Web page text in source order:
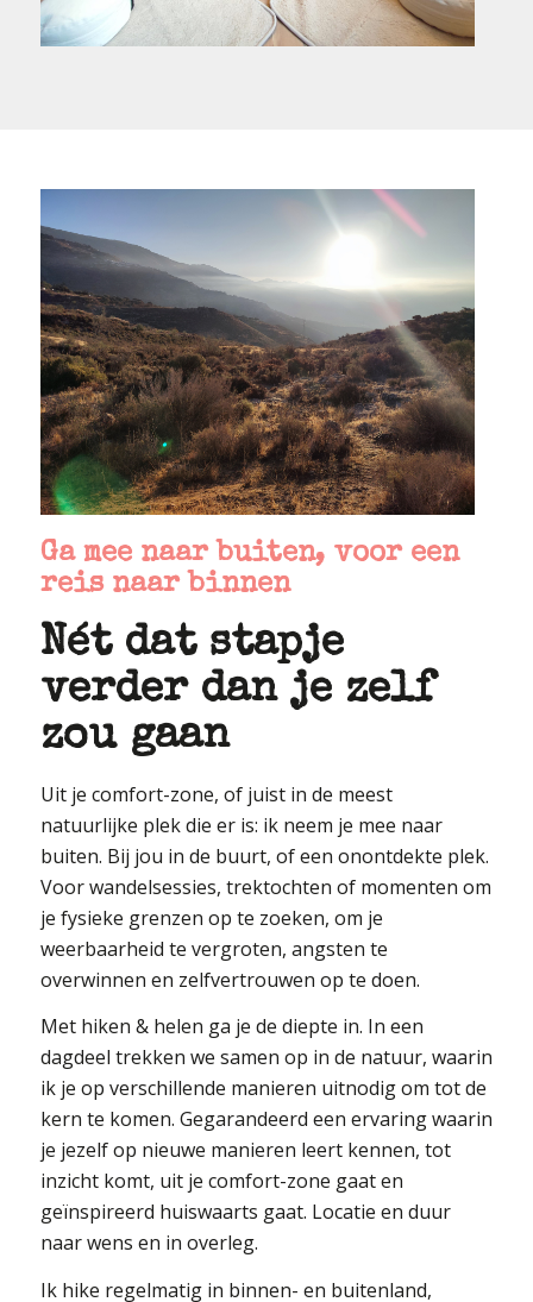
Ga mee naar buiten, voor een
reis naar binnen
Nét dat stapje
verder dan je zelf
zou gaan
Uit je comfort-zone, of juist in de meest
natuurlijke plek die er is: ik neem je mee naar
buiten. Bij jou in de buurt, of een onontdekte plek.
Voor wandelsessies, trektochten of momenten om
je fysieke grenzen op te zoeken, om je
weerbaarheid te vergroten, angsten te
overwinnen en zelfvertrouwen op te doen.
Met hiken & helen ga je de diepte in. In een
dagdeel trekken we samen op in de natuur, waarin
ik je op verschillende manieren uitnodig om tot de
kern te komen. Gegarandeerd een ervaring waarin
je jezelf op nieuwe manieren leert kennen, tot
inzicht komt, uit je comfort-zone gaat en
geïnspireerd huiswaarts gaat. Locatie en duur
naar wens en in overleg.
Ik hike regelmatig in binnen- en buitenland,